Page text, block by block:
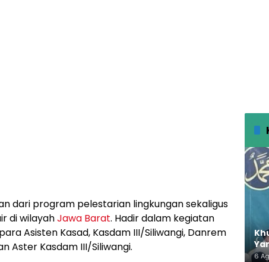
dari program pelestarian lingkungan sekaligus
di wilayahJawa Barat. Hadir dalam kegiatan
Asisten Kasad, Kasdam III/Siliwangi, Danrem
Aster Kasdam III/Siliwangi.
6